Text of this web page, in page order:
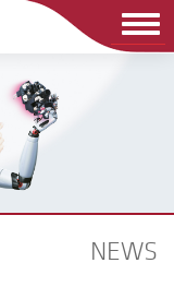
NEWS